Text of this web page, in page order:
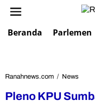
Beranda Parlemen
Ranahnews.com / News
e
Pleno KPU